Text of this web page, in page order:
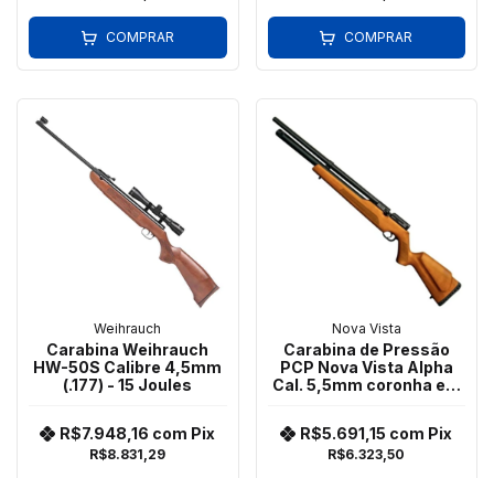
COMPRAR COMPRAR
Weihrauch
Carabina Weihrauch
HW-50S Calibre 4,5mm
(.177) - 15 Joules
R$8.831,29
R$7.948,16 com Pix
Nova Vista
Carabina de Pressão
PCP Nova Vista Alpha
Cal. 5,5mm coronha em
R$6.323,50
R$5.691,15 com Pix